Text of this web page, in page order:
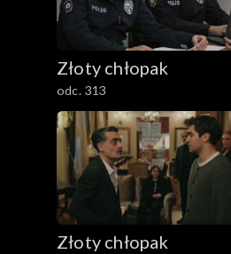
Złoty chłopak
odc. 313
Złoty chłopak